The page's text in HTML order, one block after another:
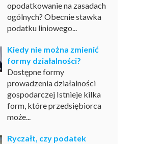
opodatkowanie na zasadach
ogólnych? Obecnie stawka
podatku liniowego...
Kiedy nie można zmienić
formy działalności?
Dostępne formy
prowadzenia działalności
gospodarczej Istnieje kilka
form, które przedsiębiorca
może...
Ryczałt, czy podatek